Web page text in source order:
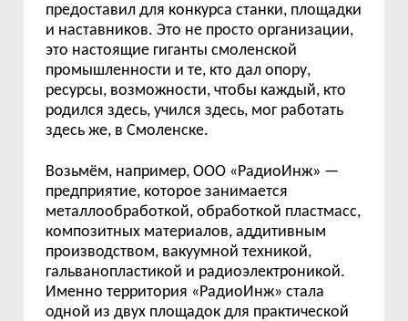
предоставил для конкурса станки, площадки
и наставников. Это не просто организации,
это настоящие гиганты смоленской
промышленности и те, кто дал опору,
ресурсы, возможности, чтобы каждый, кто
родился здесь, учился здесь, мог работать
здесь же, в Смоленске.
Возьмём, например, ООО «РадиоИнж» —
предприятие, которое занимается
металлообработкой, обработкой пластмасс,
композитных материалов, аддитивным
производством, вакуумной техникой,
гальванопластикой и радиоэлектроникой.
Именно территория «РадиоИнж» стала
одной из двух площадок для практической